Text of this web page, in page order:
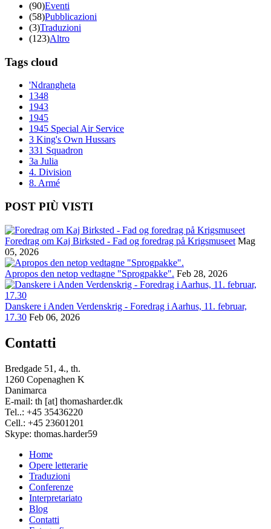
(90)Eventi
(58)Pubblicazioni
(3)Traduzioni
(123)Altro
Tags cloud
'Ndrangheta
1348
1943
1945
1945 Special Air Service
3 King's Own Hussars
331 Squadron
3a Julia
4. Division
8. Armé
POST PIÙ VISTI
Foredrag om Kaj Birksted - Fad og foredrag på Krigsmuseet Mag
05, 2026
Apropos den netop vedtagne "Sprogpakke". Feb 28, 2026
Danskere i Anden Verdenskrig - Foredrag i Aarhus, 11. februar,
17.30 Feb 06, 2026
Contatti
Bredgade 51, 4., th.
1260 Copenaghen K
Danimarca
E-mail: th [at] thomasharder.dk
Tel..: +45 35436220
Cell.: +45 23601201
Skype: thomas.harder59
Footer
menu
Home
Opere letterarie
Traduzioni
Conferenze
Interpretariato
Blog
Contatti